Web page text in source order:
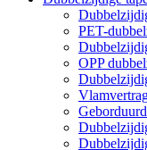
PET-
OPP